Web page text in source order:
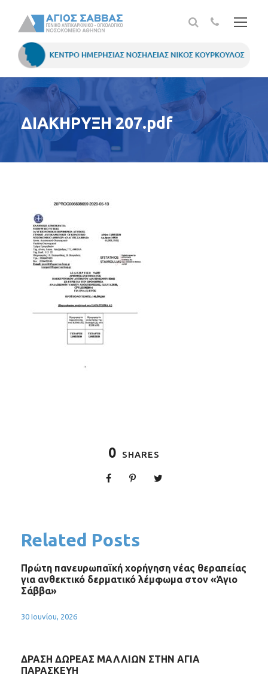
ΔΙΑΚΗΡΥΞΗ 207.pdf
0 SHARES
Related Posts
Πρώτη πανευρωπαϊκή χορήγηση νέας θεραπείας
για ανθεκτικό δερματικό λέμφωμα στον «Άγιο
Σάββα»
30 Ιουνίου, 2026
ΔΡΑΣΗ ΔΩΡΕΑΣ ΜΑΛΛΙΩΝ ΣΤΗΝ ΑΓΙΑ
ΠΑΡΑΣΚΕΥΗ